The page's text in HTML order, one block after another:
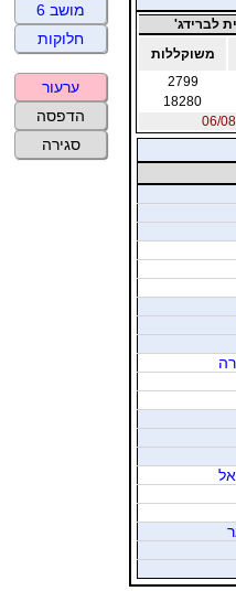
לברידג'
משוקללות
2799
18280
מושב 6
חלוקות
ערעור
הדפסה
סגירה